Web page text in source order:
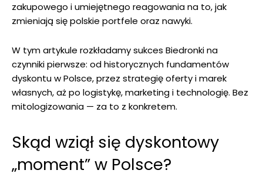
zakupowego i umiejętnego reagowania na to, jak
zmieniają się polskie portfele oraz nawyki.
W tym artykule rozkładamy sukces Biedronki na
czynniki pierwsze: od historycznych fundamentów
dyskontu w Polsce, przez strategię oferty i marek
własnych, aż po logistykę, marketing i technologię. Bez
mitologizowania — za to z konkretem.
Skąd wziął się dyskontowy
„moment” w Polsce?